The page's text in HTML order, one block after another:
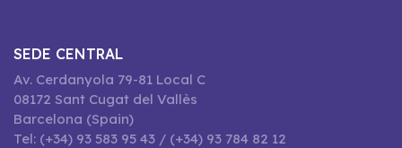
SEDE CENTRAL
Av. Cerdanyola 79-81 Local C
08172 Sant Cugat del Vallès
Barcelona (Spain)
Tel: (+34) 93 583 95 43 / (+34) 93 784 82 12